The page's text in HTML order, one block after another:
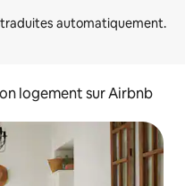
logement sur Airbnb